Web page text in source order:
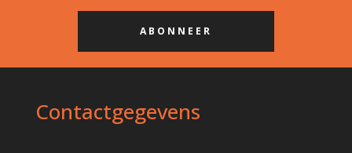
ABONNEER
Contactgegevens